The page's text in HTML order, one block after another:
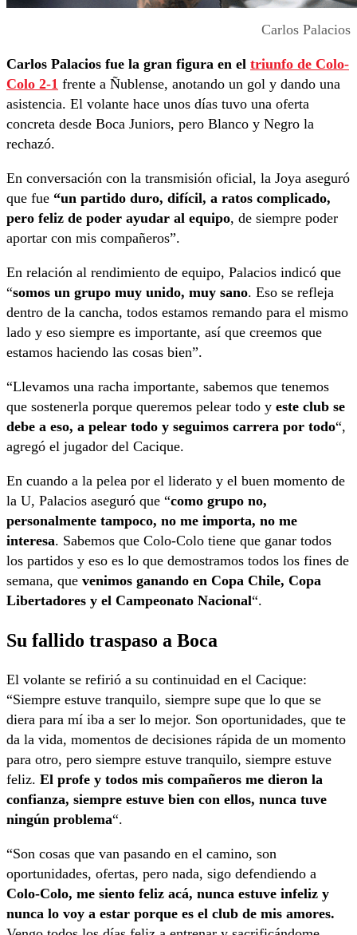
Carlos Palacios
Carlos Palacios fue la gran figura en el triunfo de Colo-
Colo 2-1 frente a Ñublense, anotando un gol y dando una
asistencia. El volante hace unos días tuvo una oferta
concreta desde Boca Juniors, pero Blanco y Negro la
rechazó.
En conversación con la transmisión oficial, la Joya aseguró
que fue “un partido duro, difícil, a ratos complicado,
pero feliz de poder ayudar al equipo, de siempre poder
aportar con mis compañeros”.
En relación al rendimiento de equipo, Palacios indicó que
“somos un grupo muy unido, muy sano. Eso se refleja
dentro de la cancha, todos estamos remando para el mismo
lado y eso siempre es importante, así que creemos que
estamos haciendo las cosas bien”.
“Llevamos una racha importante, sabemos que tenemos
que sostenerla porque queremos pelear todo y este club se
debe a eso, a pelear todo y seguimos carrera por todo“,
agregó el jugador del Cacique.
En cuando a la pelea por el liderato y el buen momento de
la U, Palacios aseguró que “como grupo no,
personalmente tampoco, no me importa, no me
interesa. Sabemos que Colo-Colo tiene que ganar todos
los partidos y eso es lo que demostramos todos los fines de
semana, que venimos ganando en Copa Chile, Copa
Libertadores y el Campeonato Nacional“.
Su fallido traspaso a Boca
El volante se refirió a su continuidad en el Cacique:
“Siempre estuve tranquilo, siempre supe que lo que se
diera para mí iba a ser lo mejor. Son oportunidades, que te
da la vida, momentos de decisiones rápida de un momento
para otro, pero siempre estuve tranquilo, siempre estuve
feliz. El profe y todos mis compañeros me dieron la
confianza, siempre estuve bien con ellos, nunca tuve
ningún problema“.
“Son cosas que van pasando en el camino, son
oportunidades, ofertas, pero nada, sigo defendiendo a
Colo-Colo, me siento feliz acá, nunca estuve infeliz y
nunca lo voy a estar porque es el club de mis amores.